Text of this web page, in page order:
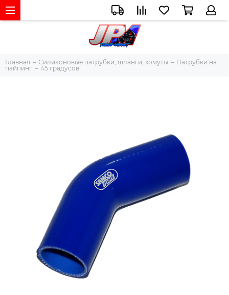
Главная Силиконовые патрубки, шланги, хомуты
Патрубки на
пайпинг
45 градусов